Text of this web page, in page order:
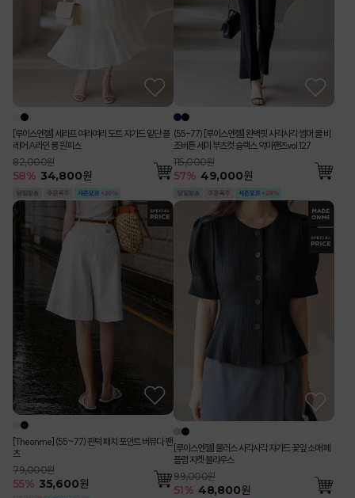
[루이스엔젤] 세라프 여리여리 도트 쟈가드 밑단 플
레어 A라인 롱 원피스
82,000원
58% 34,800원
(55-77) [루이스엔젤] 완벽핏 사각사각 썸머 쿨 비
조버튼 세미 부츠컷 슬랙스 악마팬츠vol.127
115,000원
57% 49,000원
[Theonme] (55~77) 핀턱 패치 포인트 버뮤다 팬
츠
79,000원
55% 35,600원
[루이스엔젤] 블러스 사각사각 쟈가드 꽃잎 소매 페
플럼 자켓 블라우스
99,000원
51% 48,800원